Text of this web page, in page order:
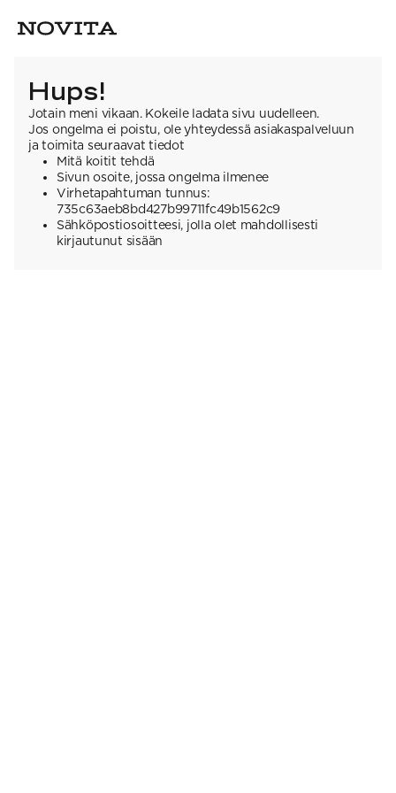
Hups!
Jotain meni vikaan. Kokeile ladata sivu uudelleen.
Jos ongelma ei poistu, ole yhteydessä asiakaspalveluun
ja toimita seuraavat tiedot
Mitä koitit tehdä
Sivun osoite, jossa ongelma ilmenee
Virhetapahtuman tunnus:
735c63aeb8bd427b99711fc49b1562c9
Sähköpostiosoitteesi, jolla olet mahdollisesti
kirjautunut sisään